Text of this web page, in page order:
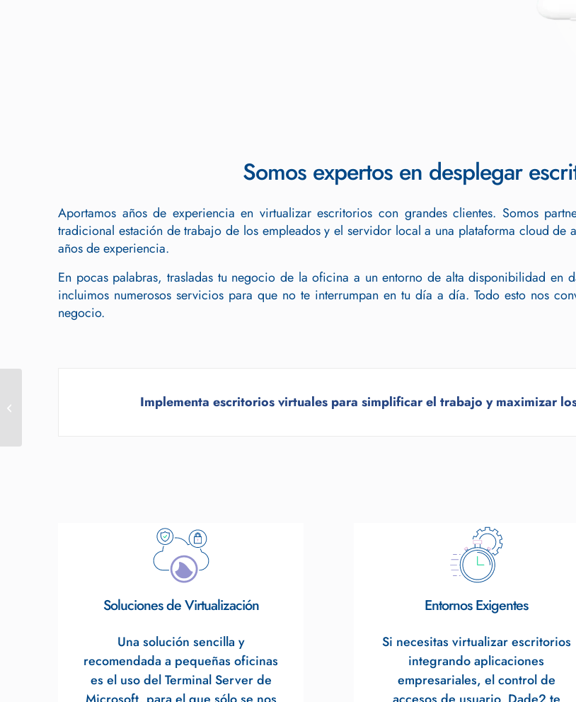
Somos expertos en desplegar
Aportamos años de experiencia en virtualizar escritorios con grandes clientes. Somos
tradicional estación de trabajo de los empleados y el servidor local a una plataforma cloud
años de experiencia.
En pocas palabras, trasladas tu negocio de la oficina a un entorno de alta disponibilidad en
incluimos numerosos servicios para que no te interrumpan en tu día a día. Todo esto nos
negocio.
Implementa escritorios virtuales para simplificar el trabajo y maximizar los
Soluciones de Virtualización
Una solución sencilla y
recomendada a pequeñas oficinas
es el uso del Terminal Server de
Entornos Exigentes
Si necesitas virtualizar escritorios
integrando aplicaciones
empresariales, el control de